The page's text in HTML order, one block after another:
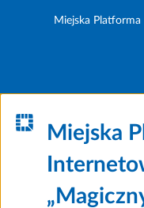
Miejska
Miejska